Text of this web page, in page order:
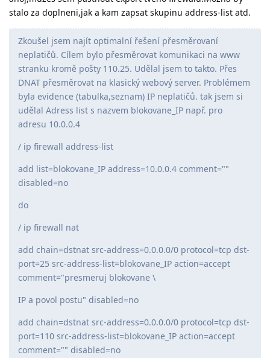
stalo za doplneni,jak a kam zapsat skupinu address-list atd.
Zkoušel jsem najít optimalní řešení přesměrovaní
neplatičů. Cílem bylo přesměrovat komunikaci na www
stranku kromě pošty 110.25. Udělal jsem to takto. Přes
DNAT přesměrovat na klasický webový server. Problémem
byla evidence (tabulka,seznam) IP neplatičů. tak jsem si
udělal Adress list s nazvem blokovane_IP např. pro
adresu 10.0.0.4
/ ip firewall address-list
add list=blokovane_IP address=10.0.0.4 comment=""
disabled=no
do
/ ip firewall nat
add chain=dstnat src-address=0.0.0.0/0 protocol=tcp dst-
port=25 src-address-list=blokovane_IP action=accept
comment="presmeruj blokovane \
IP a povol postu" disabled=no
add chain=dstnat src-address=0.0.0.0/0 protocol=tcp dst-
port=110 src-address-list=blokovane_IP action=accept
comment="" disabled=no